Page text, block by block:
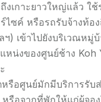
งเกาะยาวใหญ่แล้ว ใ
ไซค์ หรือรถรับจ้างท้อ
ฯ) เข้าไปยังบริเวณหมู่
หน่งของศูนย์ช้าง Koh
รือศูนย์มักมีบริการรับ